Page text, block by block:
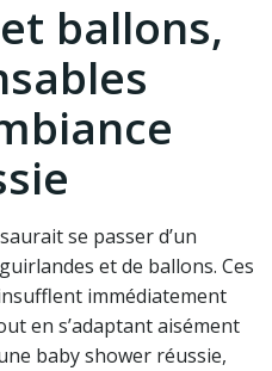
ballons,
se passer d’un
et de ballons. Ces
immédiatement
en s’adaptant aisément
baby shower réussie,